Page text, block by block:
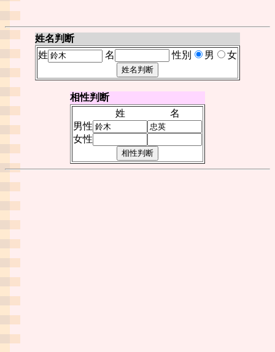
姓名判断
姓
名 性別 男 女
相性判断
姓
名
男性
女性